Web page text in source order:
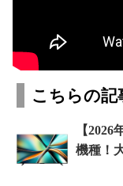
こちらの
【
機種！